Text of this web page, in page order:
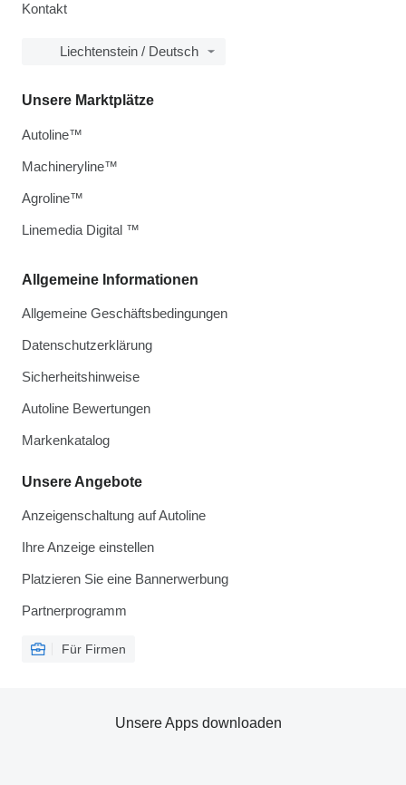
Kontakt
Liechtenstein / Deutsch
Allgemeine Informationen
Allgemeine Geschäftsbedingungen
Datenschutzerklärung
Sicherheitshinweise
Autoline Bewertungen
Markenkatalog
Unsere Angebote
Anzeigenschaltung auf Autoline
Ihre Anzeige einstellen
Platzieren Sie eine Bannerwerbung
Partnerprogramm
Für Firmen
Unsere Marktplätze
Autoline™
Machineryline™
Agroline™
Linemedia Digital ™
Unsere Apps downloaden